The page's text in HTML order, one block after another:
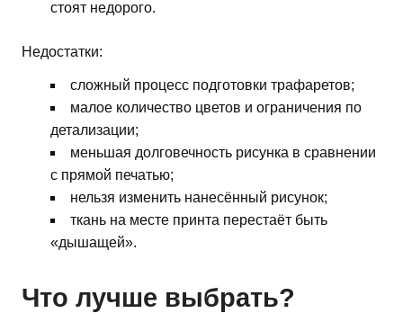
стоят недорого.
Недостатки:
сложный процесс подготовки трафаретов;
малое количество цветов и ограничения по
детализации;
меньшая долговечность рисунка в сравнении
с прямой печатью;
нельзя изменить нанесённый рисунок;
ткань на месте принта перестаёт быть
«дышащей».
Что лучше выбрать?